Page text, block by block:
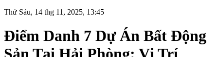
Thứ Sáu, 14 thg 11, 2025, 13:45
Điểm Danh 7 Dự Án Bất Động